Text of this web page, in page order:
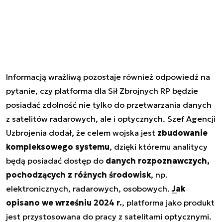
Informacją wrażliwą pozostaje również odpowiedź na
pytanie, czy platforma dla Sił Zbrojnych RP będzie
posiadać zdolność nie tylko do przetwarzania danych
z satelitów radarowych, ale i optycznych. Szef Agencji
Uzbrojenia dodał, że celem wojska jest zbudowanie
kompleksowego systemu, dzięki któremu analitycy
będą posiadać dostęp do danych rozpoznawczych,
pochodzących z różnych środowisk, np.
elektronicznych, radarowych, osobowych.Jak
opisano we wrześniu 2024 r., platforma jako produkt
jest przystosowana do pracy z satelitami optycznymi.